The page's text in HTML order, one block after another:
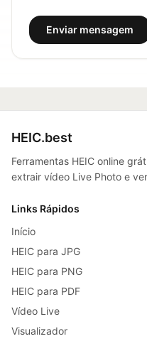
Enviar mensagem
HEIC.best
Ferramentas HEIC online
extrair vídeo Live Photo e
Links Rápidos
Início
HEIC para JPG
HEIC para PNG
HEIC para PDF
Vídeo Live
Visualizador